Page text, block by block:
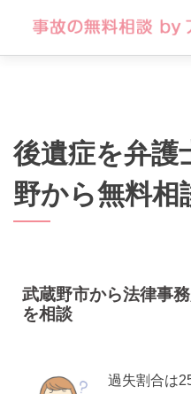
後遺症を弁護
野から無料相
武蔵野市から法律事
を相談
過失割合は